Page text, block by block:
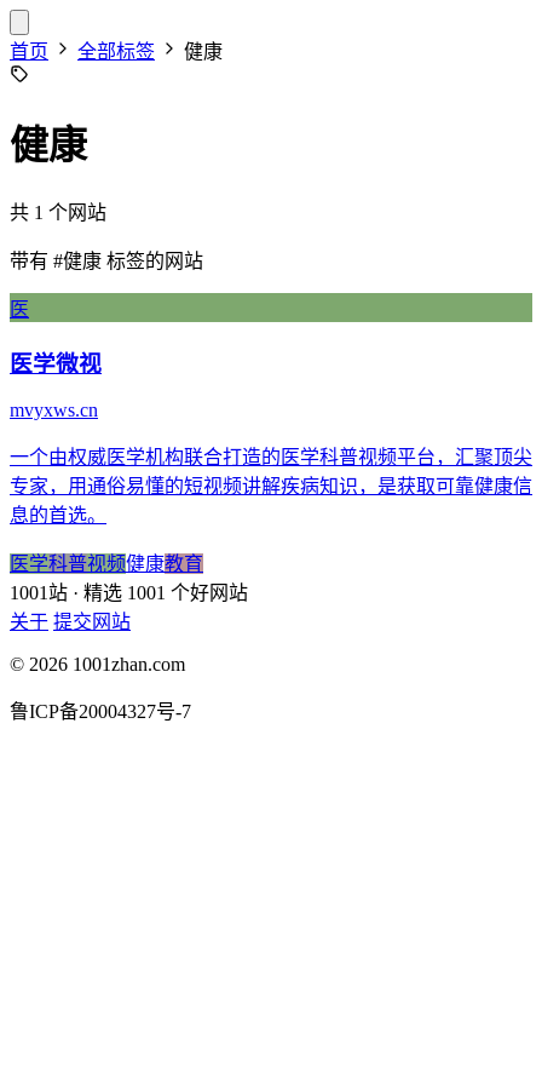
首页 全部标签 健康
健康
共 1 个网站
带有 #健康 标签的网站
医
医学微视
mvyxws.cn
一个由权威医学机构联合打造的医学科普视频平台，汇聚顶尖
专家，用通俗易懂的短视频讲解疾病知识，是获取可靠健康信
息的首选。
医学科普视频健康教育
1001站 · 精选 1001 个好网站
关于 提交网站
© 2026 1001zhan.com
鲁ICP备20004327号-7